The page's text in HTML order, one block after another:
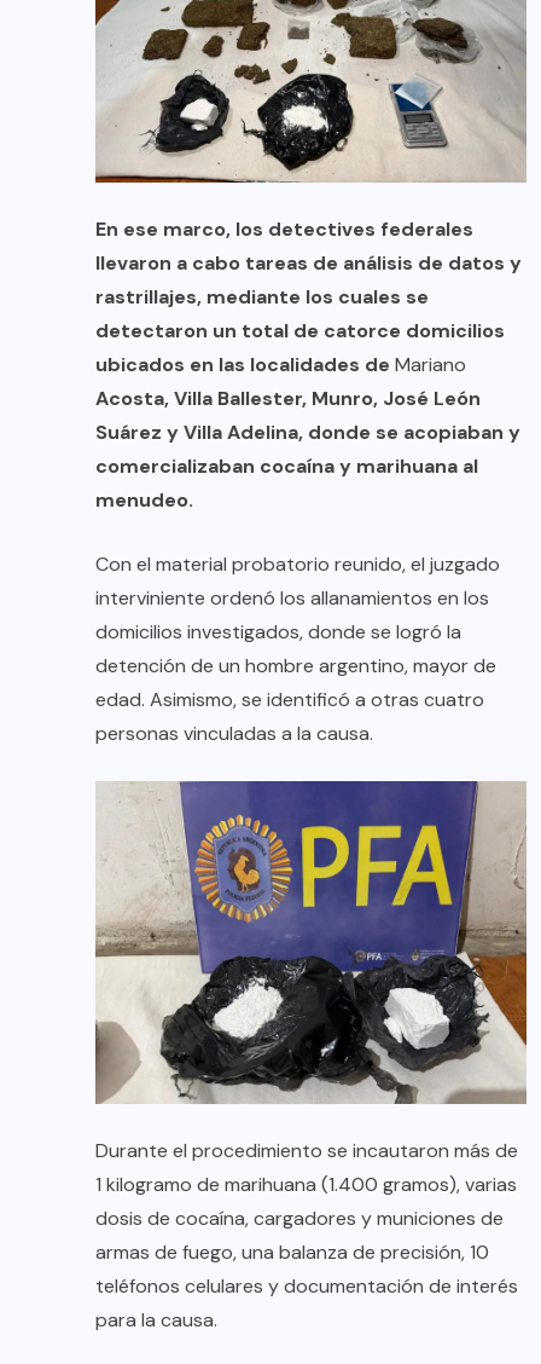
En ese marco, los detectives federales
llevaron a cabo tareas de análisis de datos y
rastrillajes, mediante los cuales se
detectaron un total de catorce domicilios
ubicados en las localidades de Mariano
Acosta, Villa Ballester, Munro, José León
Suárez y Villa Adelina, donde se acopiaban y
comercializaban cocaína y marihuana al
menudeo.
Con el material probatorio reunido, el juzgado
interviniente ordenó los allanamientos en los
domicilios investigados, donde se logró la
detención de un hombre argentino, mayor de
edad. Asimismo, se identificó a otras cuatro
personas vinculadas a la causa.
Durante el procedimiento se incautaron más de
1 kilogramo de marihuana (1.400 gramos), varias
dosis de cocaína, cargadores y municiones de
armas de fuego, una balanza de precisión, 10
teléfonos celulares y documentación de interés
para la causa.